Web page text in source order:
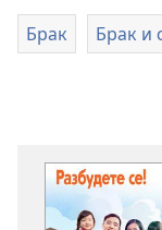
Брак Брак и